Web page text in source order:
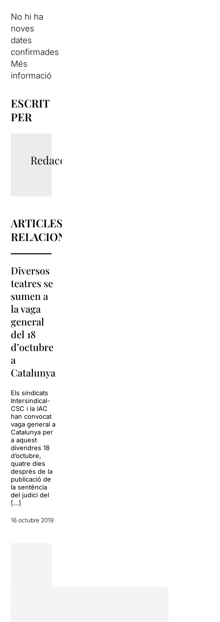
No hi ha
noves
dates
confirmades
Més
informació
ESCRIT
PER
Redacció
ARTICLES
RELACIONATS
Diversos
teatres se
sumen a
la vaga
general
del 18
d’octubre
a
Catalunya
Els sindicats
Intersindical-
CSC i la IAC
han convocat
vaga general a
Catalunya per
a aquest
divendres 18
d’octubre,
quatre dies
després de la
publicació de
la sentència
del judici del
[…]
16 octubre 2019